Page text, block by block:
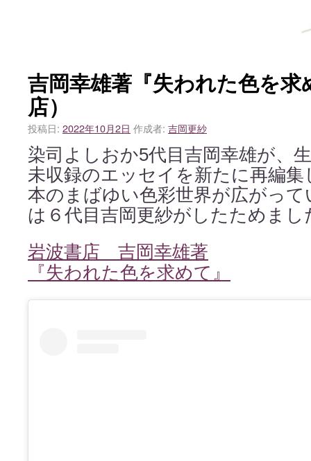
吉岡幸雄著『失われた色を求
店）
投稿日: 2022年10月2日 作成者: 吉岡更紗
染司よしおか5代目吉岡幸雄が、
未収録のエッセイを新たに再編
本のまばゆい色彩世界が広がっ
は６代目吉岡更紗がしたためまし
岩波書店 吉岡幸雄著
『失われた色を求めて』